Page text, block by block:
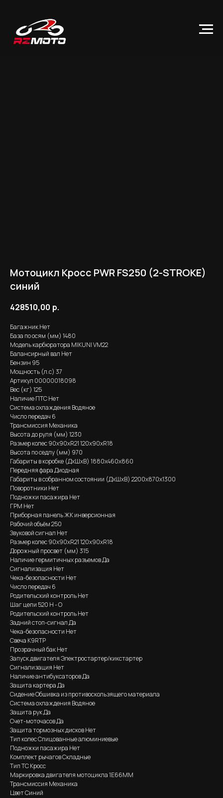
Мотоцикл Кросс PWR FS250 (2-STROKE)
синий
428510,00 р.
Багажник Нет
База по осям (мм) 1480
Модель карбюратора MIKUNI VM22
Балансирный вал Нет
Бензин 95
Мощность (л.с) 37
Артикул 00000018098
Вес (кг) 125
Наличие ПТС Нет
Система охлаждения Водяное
Число передач 6
Трансмиссия Механика
Высота до руля (мм) 1230
Размер колес 90х90хR21 120х90хR18
Высота по седлу (мм) 970
Габариты в коробке (ДхШхВ) 1880х460х860
Передняя фара Диодная
Габариты в собранном состоянии (ДхШхВ) 2200х870х1300
Поворотники Нет
Подножки пасажира Нет
ГРМ Нет
Приборная панель ЖК инверсионная
Рабочий объём 250
Звуковой сигнал Нет
Размер колес 90х90хR21 120х90хR18
Дорожный просвет (мм) 315
Наличие гермитичных разъемов Да
Сигнализация Нет
Чека-безопасности Нет
Число передач 6
Родительский контроль Нет
Шаг цепи 520 H - O
Родительский контроль Нет
Задний стоп-сигнал Да
Чека-безопасности Нет
Свеча K9RTP
Прозрачный бак Нет
Запуск двигателя Электростартер/кикстартер
Сигнализация Нет
Наличие антибуксаторов Да
Защита картера Да
Сидение Обшивка из противоскользящего материала
Система охлаждения Водяное
Защита рук Да
Счет-моточасов Да
Защита тормозных дисков Нет
Тип колес Спицованные алюминиевые
Подножки пасажира Нет
Комплект рычагов Складные
Тип ТС Кросс
Маркировка двигателя мотоцикла 1E66MM
Трансмиссия Механика
Цвет Синий